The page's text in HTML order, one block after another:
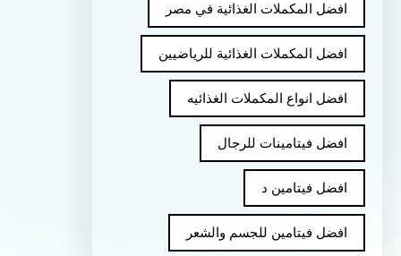
افضل المكملات الغذائية في مصر
افضل المكملات الغذائية للرياضيين
افضل انواع المكملات الغذائيه
افضل فيتامينات للرجال
افضل فيتامين د
افضل فيتامين للجسم والشعر